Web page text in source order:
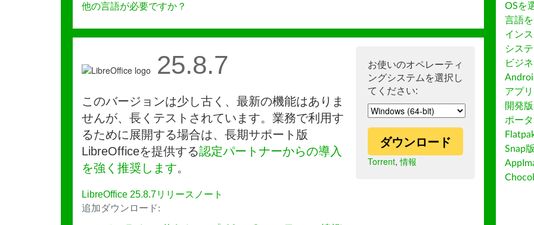
他の言語が必要ですか？
お使いのオペレーティ
ングシステムを選択し
てください:
ダウンロード
Torrent,情報
25.8.7
このバージョンは少し古く、最新の機能はありま
せんが、長くテストされています。業務で利用す
るために展開する場合は、長期サポート版
LibreOfficeを提供する認定パートナーからの導入
を強く推奨します。
LibreOffice 25.8.7リリースノート
追加ダウンロード:
OSを
言語
イン
シス
ビジ
アプ
開発版
ポー
Snap版